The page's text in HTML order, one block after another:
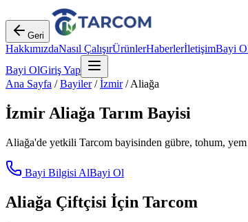
Geri
HakkımızdaNasıl ÇalışırÜrünlerHaberlerİletişimBayi
Bayi OlGiriş Yap
Ana Sayfa /Bayiler/İzmir/Aliağa
İzmir Aliağa Tarım Bayisi
Aliağa'de yetkili Tarcom bayisinden gübre, tohum, yem
Bayi Bilgisi AlBayi Ol
Aliağa Çiftçisi İçin Tarcom